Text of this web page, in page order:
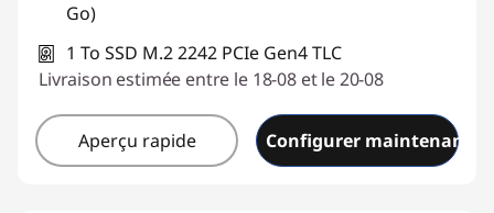
Go)
1 To SSD M.2 2242 PCIe Gen4 TLC
Livraison estimée entre le 18-08 et le 20-08
Aperçu rapide Configurer maintenant